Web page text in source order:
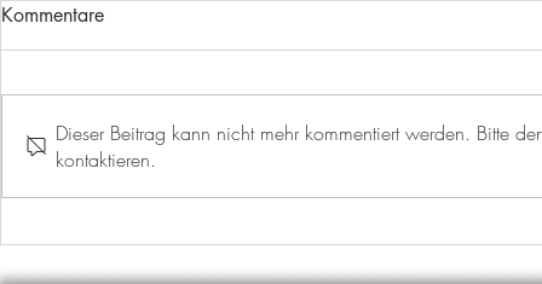
UNSER MORITZ IN DER
Kommentare
Dieser Beitrag kann nicht mehr kommentiert werden. Bitte
kontaktieren.